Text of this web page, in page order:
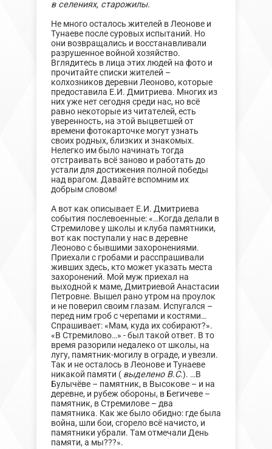
в селениях, старожилы.
Не много осталось жителей в Леонове и
Тунаеве после суровых испытаний. Но
они возвращались и восстанавливали
разрушенное войной хозяйство.
Вглядитесь в лица этих людей на фото и
прочитайте списки жителей –
колхозников деревни Леоново, которые
предоставила Е.И. Дмитриева. Многих из
них уже нет сегодня среди нас, но всё
равно некоторые из читателей, есть
уверенность, на этой выцветшей от
времени фотокарточке могут узнать
своих родных, близких и знакомых.
Нелегко им было начинать тогда
отстраивать всё заново и работать до
устали для достижения полной победы
над врагом. Давайте вспомним их
добрым словом!
А вот как описывает Е.И. Дмитриева
события послевоенные: «…Когда делали в
Стремилове у школы и клуба памятники,
вот как поступали у нас в деревне
Леоново с бывшими захоронениями.
Приехали с гробами и расспрашивали
живших здесь, кто может указать места
захоронений. Мой муж приехал на
выходной к маме, Дмитриевой Анастасии
Петровне. Вышел рано утром на проулок
и не поверил своим глазам. Испугался –
перед ним гроб с черепами и костями…
Спрашивает: «Мам, куда их собирают?».
«В Стремилово…» - был такой ответ. В то
время разорили недалеко от школы, на
лугу, памятник-могилу в ограде, и увезли.
Так и не осталось в Леонове и Тунаеве
никакой памяти ( выделено В.С.). …В
Булычёве – памятник, в Высокове – и на
деревне, и рубеж обороны, в Бегичеве –
памятник, в Стремилове – два
памятника. Как же было обидно: где была
война, шли бои, сгорело всё начисто, и
памятники убрали. Там отмечали День
памяти, а мы???».